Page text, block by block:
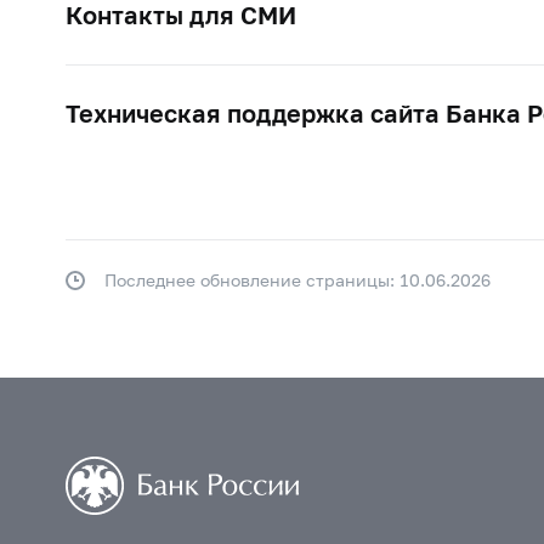
Контакты для СМИ
Техническая поддержка сайта Банка
Последнее обновление страницы: 10.06.2026